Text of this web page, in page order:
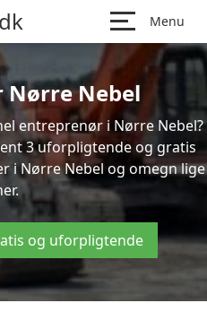
Menu
Nørre Nebel
entreprenør i Nørre Nebel?
3 uforpligtende og gratis
i Nørre Nebel og omegn lige
og uforpligtende